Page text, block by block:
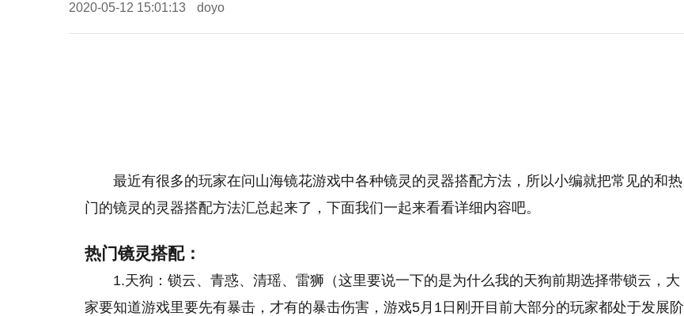
2020-05-12 15:01:13 doyo
最近有很多的玩家在问山海镜花游戏中各种镜灵的灵器搭配方法，所以小编就把常见的和热
门的镜灵的灵器搭配方法汇总起来了，下面我们一起来看看详细内容吧。
热门镜灵搭配：
1.天狗：锁云、青惑、清瑶、雷狮（这里要说一下的是为什么我的天狗前期选择带锁云，大
家要知道游戏里要先有暴击，才有的暴击伤害，游戏5月1日刚开目前大部分的玩家都处于发展阶